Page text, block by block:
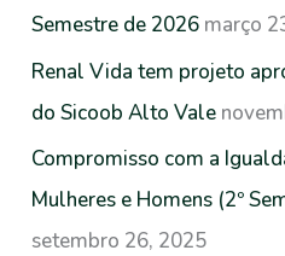
i
s
a
r
p
o
Semestre de 2026 março
Renal Vida tem projeto
do Sicoob Alto Vale
Compromisso com a
Mulheres e Homens (2º
setembro 26, 2025